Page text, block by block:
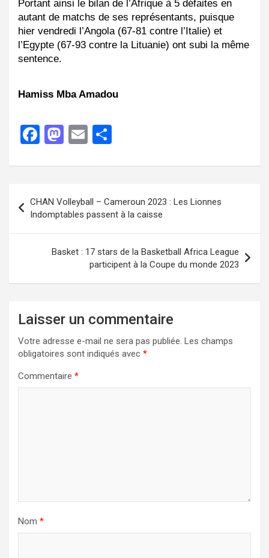
Portant ainsi le bilan de l’Afrique à 5 défaites en
autant de matchs de ses représentants, puisque
hier vendredi l’Angola (67-81 contre l’Italie) et
l’Egypte (67-93 contre la Lituanie) ont subi la même
sentence.
Hamiss Mba Amadou
F
ce
b
o
o
M
st
o
d
o
n
E
ail ta
er
CHAN Volleyball – Cameroun 2023 : Les Lionnes
Indomptables passent à la caisse
Basket : 17 stars de la Basketball Africa League
participent à la Coupe du monde 2023
Laisser un commentaire
Votre adresse e-mail ne sera pas publiée. Les champs
obligatoires sont indiqués avec *
Commentaire *
Nom *